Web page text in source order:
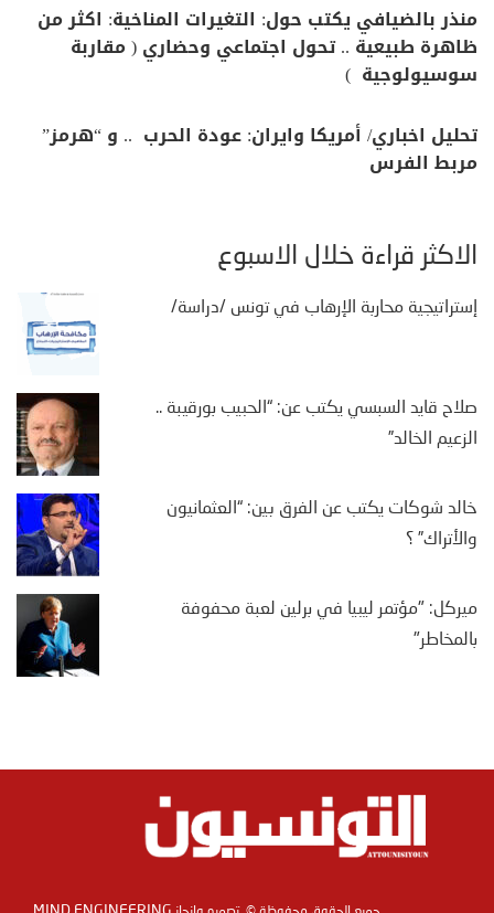
منذر بالضيافي يكتب حول: التغيرات المناخية: اكثر من
ظاهرة طبيعية .. تحول اجتماعي وحضاري ( مقاربة
سوسيولوجية )
تحليل اخباري/ أمريكا وايران: عودة الحرب .. و “هرمز”
مربط الفرس
الأكثر قراءة خلال الأسبوع
إستراتيجية محاربة الإرهاب في تونس /دراسة/
صلاح قايد السبسي يكتب عن: “الحبيب بورقيبة ..
الزعيم الخالد”
خالد شوكات يكتب عن الفرق بين: “العثمانيون
والأتراك” ؟
ميركل: "مؤتمر ليبيا في برلين لعبة محفوفة
بالمخاطر"